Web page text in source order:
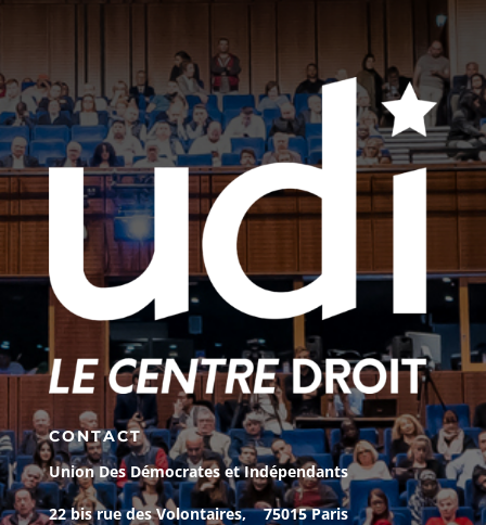
CONTACT
Union Des Démocrates et Indépendants
22 bis rue des Volontaires, 75015 Paris